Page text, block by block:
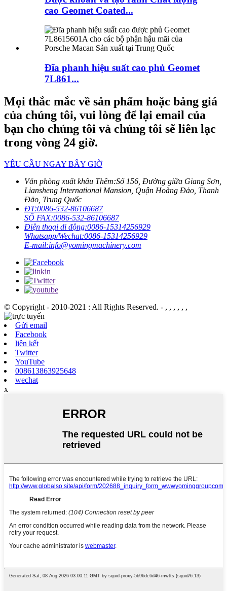
cao Geomet Coated...
Đĩa phanh hiệu suất cao phủ Geomet
7L861...
Mọi thắc mắc về sản phẩm hoặc bảng giá
của chúng tôi, vui lòng để lại email của
bạn cho chúng tôi và chúng tôi sẽ liên lạc
trong vòng 24 giờ.
YÊU CẦU NGAY BÂY GIỜ
Văn phòng xuất khẩu Thêm:Số 156, Đường giữa Giang Sơn,
Liansheng International Mansion, Quận Hoàng Đảo, Thanh
Đảo, Trung Quốc
ĐT:0086-532-86106687
SỐ FAX:0086-532-86106687
Điện thoại di động:0086-15314256929
Whatsapp/Wechat:0086-15314256929
E-mail:info@yomingmachinery.com
© Copyright - 2010-2021 : All Rights Reserved. - , , , , , ,
Gửi email
Facebook
liên kết
Twitter
YouTube
008613863925648
wechat
x